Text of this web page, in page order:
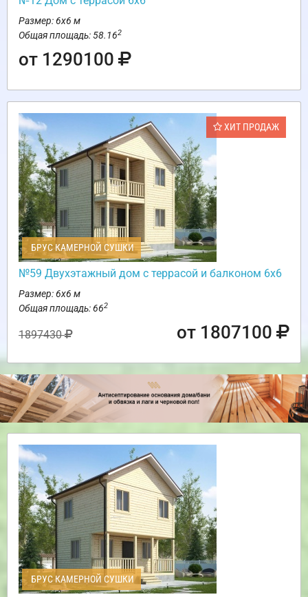
Размер: 6х6 м
Общая площадь: 58.162
от 1290100
ХИТ ПРОДАЖ
БРУС КАМЕРНОЙ СУШКИ
№59 Двухэтажный дом с террасой и балконом 6х6
Размер: 6х6 м
Общая площадь: 662
1897430 от 1807100
БРУС КАМЕРНОЙ СУШКИ